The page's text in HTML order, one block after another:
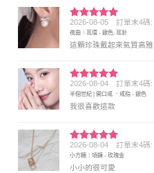
評分5 滿
分 5
2026-08-05 訂單末4碼:
夜曲｜耳環 - 銀色, 耳針
這顆珍珠戴起來氣質高
評分5 滿
分 5
2026-08-04 訂單末4碼:
半個世紀 | 開口戒 ．戒指 - 銀色
我很喜歡這款
評分5滿
分 5
2026-08-04 訂單末4碼:
小方糖｜項鍊 - 玫瑰金
小小的很可愛